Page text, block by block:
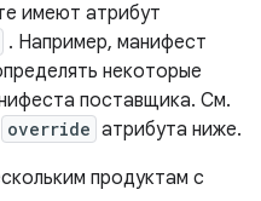
имеют атрибут
. Например, манифест
некоторые
поставщика. См.
override атрибута ниже.
продуктам с